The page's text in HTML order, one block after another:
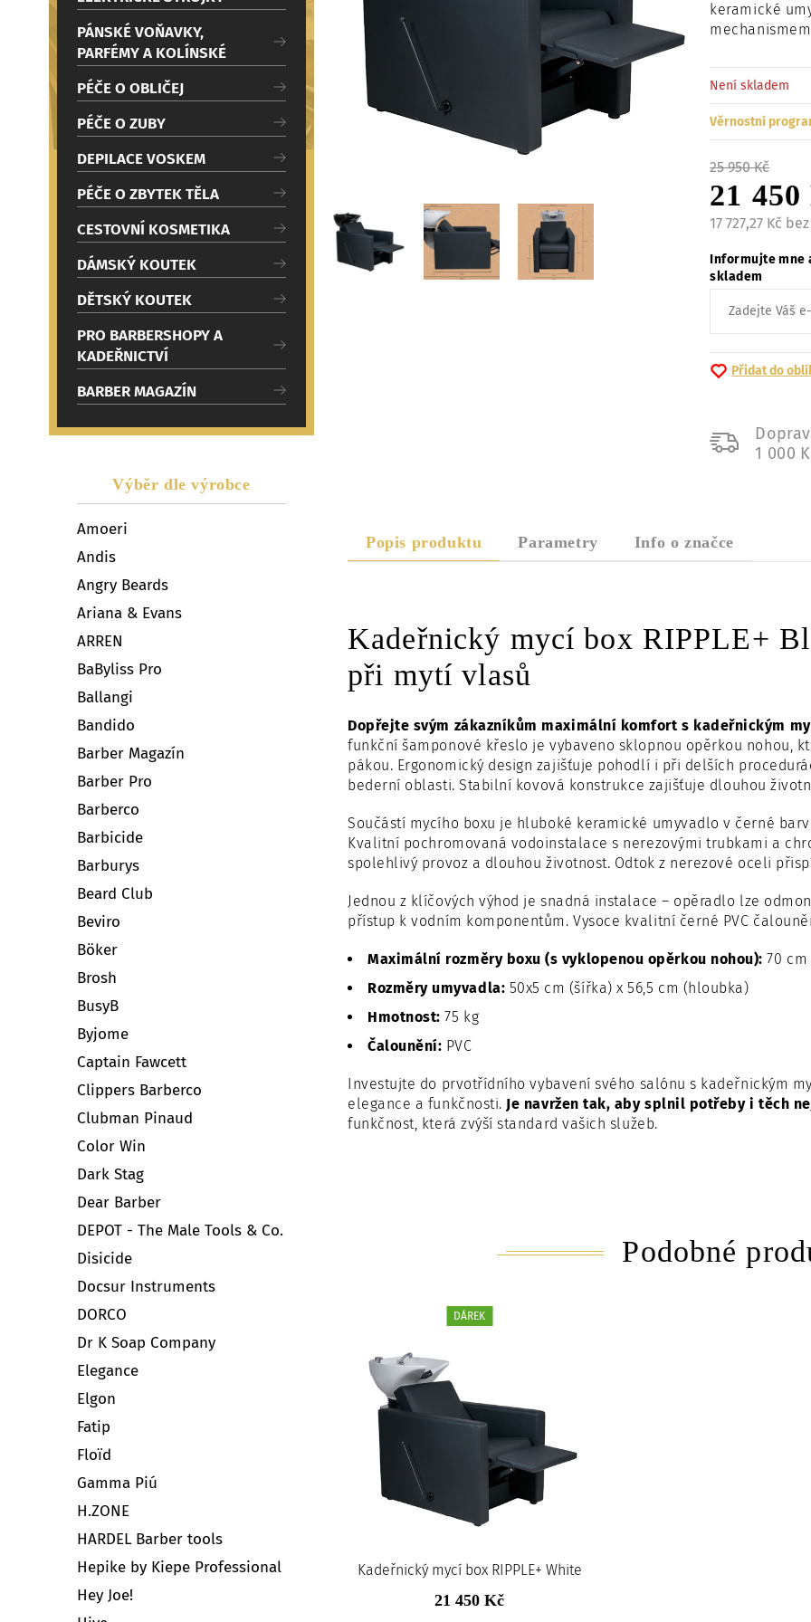
PÁNSKÉ VOŇAVKY,
PARFÉMY A KOLÍNSKÉ
PÉČE O OBLIČEJ
PÉČE O ZUBY
DEPILACE VOSKEM
PÉČE O ZBYTEK TĚLA
CESTOVNÍ KOSMETIKA
DÁMSKÝ KOUTEK
DĚTSKÝ KOUTEK
PRO BARBERSHOPY A
KADEŘNICTVÍ
BARBER MAGAZÍN
Výběr dle výrobce
Amoeri
Andis
Angry Beards
Ariana & Evans
ARREN
BaByliss Pro
Ballangi
Bandido
Barber Magazín
Barber Pro
Barberco
Barbicide
Barburys
Beard Club
Beviro
Böker
Brosh
BusyB
Byjome
Captain Fawcett
Clippers Barberco
Clubman Pinaud
Color Win
Dark Stag
Dear Barber
DEPOT - The Male Tools & Co.
Disicide
Docsur Instruments
DORCO
Dr K Soap Company
Elegance
Elgon
Fatip
Floïd
Gamma Piú
H.ZONE
HARDEL Barber tools
Hepike by Kiepe Professional
Hey Joe!
Načítám
keramické
Není skladem
Věrnostní
25 950 Kč
21
17 727,27 Kč
Informujte mne
skladem
Přidat do
1 000
Popis produktu Parametry Info o značce
Kadeřnický mycí box RIPPLE+
při mytí vlasů
Dopřejte svým zákazníkům maximální komfort s kadeřnickým
funkční šamponové křeslo je vybaveno sklopnou opěrkou nohou,
pákou. Ergonomický design zajišťuje pohodlí i při delších
bederní oblasti. Stabilní kovová konstrukce zajišťuje dlouhou
Součástí mycího boxu je hluboké keramické umyvadlo v černé
Kvalitní pochromovaná vodoinstalace s nerezovými trubkami a
spolehlivý provoz a dlouhou životnost. Odtok z nerezové oceli
Jednou z klíčových výhod je snadná instalace – opěradlo lze
přístup k vodním komponentům. Vysoce kvalitní černé PVC
Maximální rozměry boxu (s vyklopenou opěrkou nohou): 70
Rozměry umyvadla: 50x5 cm (šířka) x 56,5 cm (hloubka)
Hmotnost: 75 kg
Čalounění: PVC
Investujte do prvotřídního vybavení svého salónu s kadeřnickým
elegance a funkčnosti. Je navržen tak, aby splnil potřeby i těch
funkčnost, která zvýší standard vašich služeb.
Podobné
Kadeřnický mycí box RIPPLE+ White
DÁREK
21 450 Kč